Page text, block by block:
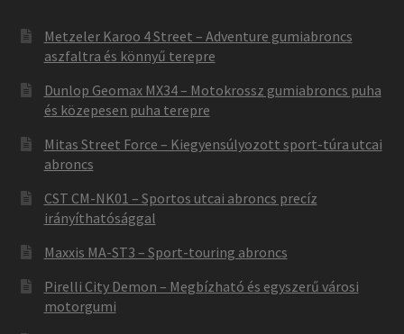
Metzeler Karoo 4 Street – Adventure gumiabroncs
aszfaltra és könnyű terepre
Dunlop Geomax MX34 – Motokrossz gumiabroncs puha
és közepesen puha terepre
Mitas Street Force – Kiegyensúlyozott sport-túra utcai
abroncs
CST CM-NK01 – Sportos utcai abroncs precíz
irányíthatósággal
Maxxis MA-ST3 – Sport-touring abroncs
Pirelli City Demon – Megbízható és egyszerű városi
motorgumi